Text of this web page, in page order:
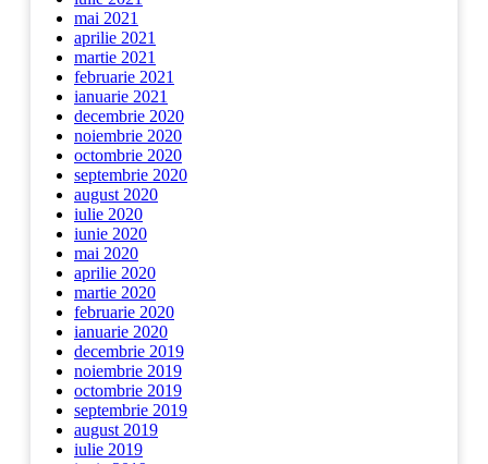
mai 2021
aprilie 2021
martie 2021
februarie 2021
ianuarie 2021
decembrie 2020
noiembrie 2020
octombrie 2020
septembrie 2020
august 2020
iulie 2020
iunie 2020
mai 2020
aprilie 2020
martie 2020
februarie 2020
ianuarie 2020
decembrie 2019
noiembrie 2019
octombrie 2019
septembrie 2019
august 2019
iulie 2019